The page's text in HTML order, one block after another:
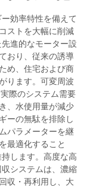
効率特性を備えて
ストを大幅に削減
進的なモーター設
おり、従来の誘導
め、住宅および商
ります。可変周波
際のシステム需要
、水使用量が減少
ーの無駄を排除し
パラメーターを継
最適化すること
します。高度な高
システムは、濃縮
収・再利用し、大